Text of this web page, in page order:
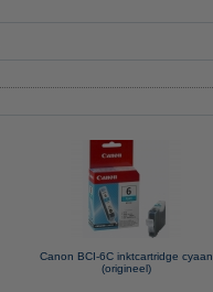
Canon BCI-6C inktcartridge cyaan
(origineel)